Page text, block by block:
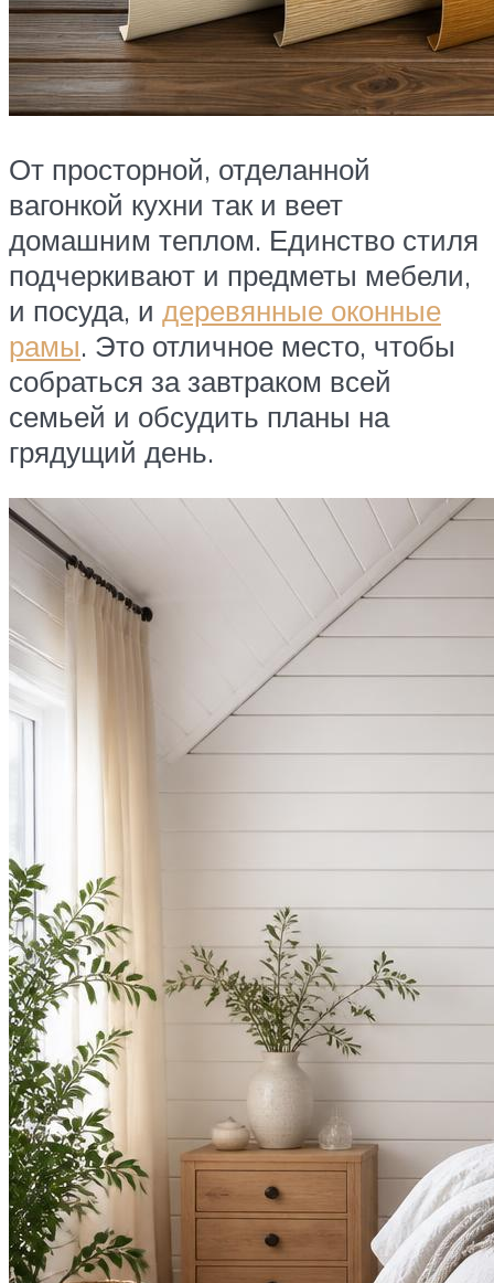
От просторной, отделанной
вагонкой кухни так и веет
домашним теплом. Единство стиля
подчеркивают и предметы мебели,
и посуда, и деревянные оконные
рамы. Это отличное место, чтобы
собраться за завтраком всей
семьей и обсудить планы на
грядущий день.